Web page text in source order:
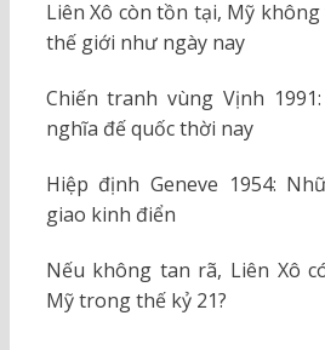
Liên Xô còn tồn tại, Mỹ
thế giới như ngày nay
Chiến tranh vùng Vịnh
nghĩa đế quốc thời nay
Hiệp định Geneve 1954:
giao kinh điển
Nếu không tan rã, Liên Xô
Mỹ trong thế kỷ 21?